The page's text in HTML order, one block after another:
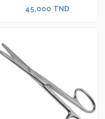
45,000 TND